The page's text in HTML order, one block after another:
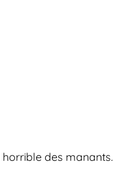
des manants.